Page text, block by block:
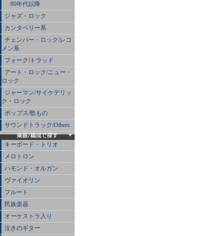
80年代以降
ジャズ・ロック
カンタベリー系
チェンバー・ロック/レコ
メン系
フォーク/トラッド
アート・ロック/ニュー・
ロック
ジャーマン/サイケデリッ
ク・ロック
ポップス/歌もの
サウンドトラック/Others
キーボード・トリオ
メロトロン
ハモンド・オルガン
ヴァイオリン
フルート
民族楽器
オーケストラ入り
泣きのギター